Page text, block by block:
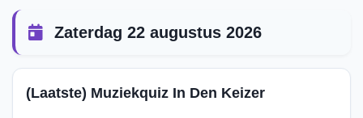
Zaterdag 22 augustus 2026
(Laatste) Muziekquiz In Den Keizer